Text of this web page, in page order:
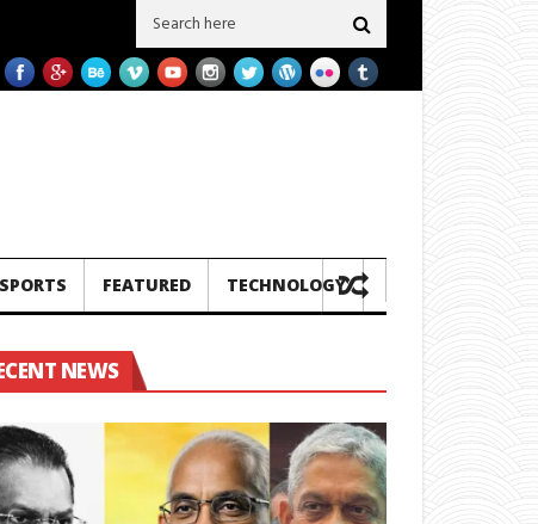
බාල ගල් අඟුරු එවලා..! නාවුල දී බස් රථ දෙකක් එකට ගැටී බිහිසුණු
SPORTS FEATURED TECHNOLOGY
NEWS